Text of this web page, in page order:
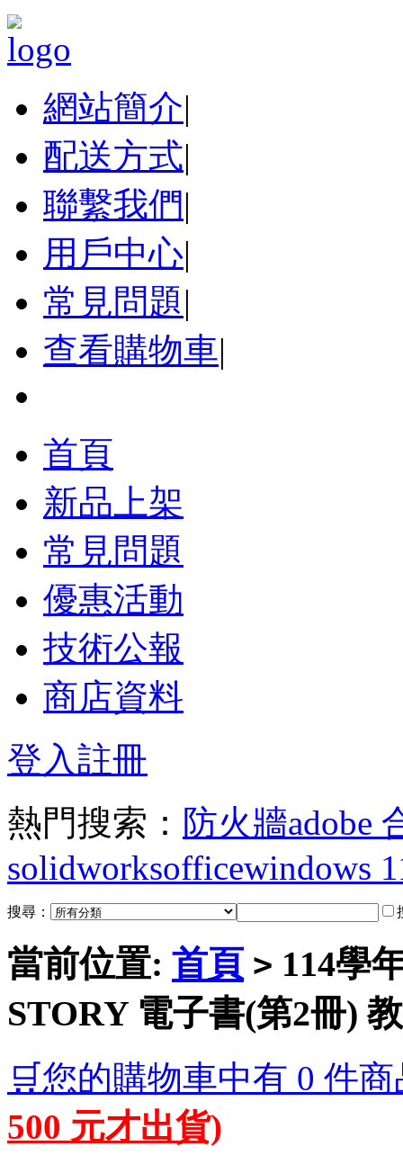
網站簡介|
配送方式|
聯繫我們|
用戶中心|
常見問題|
查看購物車|
首頁
新品上架
常見問題
優惠活動
技術公報
商店資料
登入註冊
熱門搜索： 防火牆adobe
solidworksofficewindows
搜尋：
當前位置: 首頁 > 114學
STORY 電子書(第2冊)
🛒您的購物車中有 0 件
500 元才出貨)